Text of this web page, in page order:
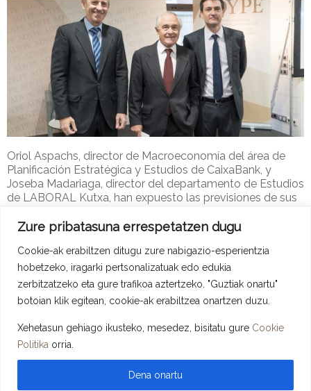
Zure pribatasuna errespetatzen dugu
Cookie-ak erabiltzen ditugu zure nabigazio-esperientzia
hobetzeko, iragarki pertsonalizatuak edo edukia
zerbitzatzeko eta gure trafikoa aztertzeko. "Guztiak onartu"
botoian klik egitean, cookie-ak erabiltzea onartzen duzu.
Xehetasun gehiago ikusteko, mesedez, bisitatu gure Cookie
Politika orria.
Dena onartu
Oriol Aspachs, director de Macroeconomía del área de
Planificación Estratégica y Estudios de CaixaBank, y
Joseba Madariaga, director del departamento de Estudios
de LABORAL Kutxa, han expuesto las previsiones de sus
Adype-2 27 de azaroa de 2018 ADYPE Berriak
Read more
Copyright © 2026 ADYPE - Asociación de Directivos y Profesionales De
TemaSpaciousde ThemeGrill. Instalado y Configurado porLopCor,
Servicios Informáticos
Pribatutasun Politika